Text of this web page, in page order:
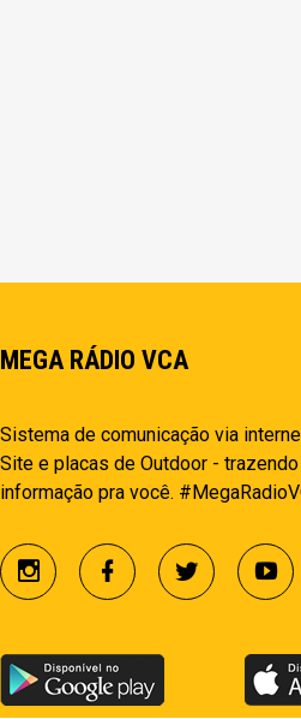
MEGA RÁDIO VCA
Sistema de comunicação via
Site e placas de Outdoor -
informação pra você.